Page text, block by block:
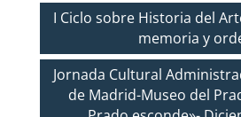
I Ciclo sobre Historia del
memoria y
Jornada Cultural
de Madrid-Museo del